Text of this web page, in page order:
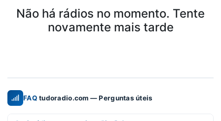
Não há rádios no momento. Tente
novamente mais tarde
FAQ tudoradio.com — Perguntas úteis